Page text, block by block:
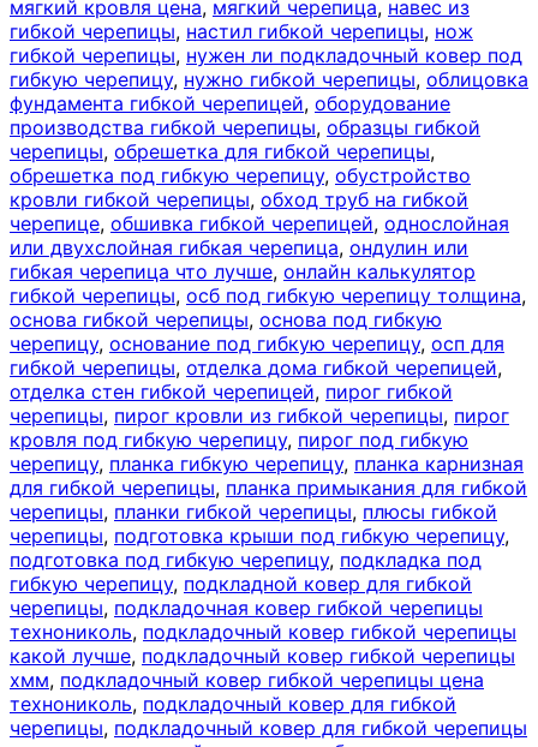
мягкий кровля цена, мягкий черепица, навес из
гибкой черепицы, настил гибкой черепицы, нож
гибкой черепицы, нужен ли подкладочный ковер под
гибкую черепицу, нужно гибкой черепицы, облицовка
фундамента гибкой черепицей, оборудование
производства гибкой черепицы, образцы гибкой
черепицы, обрешетка для гибкой черепицы,
обрешетка под гибкую черепицу, обустройство
кровли гибкой черепицы, обход труб на гибкой
черепице, обшивка гибкой черепицей, однослойная
или двухслойная гибкая черепица, ондулин или
гибкая черепица что лучше, онлайн калькулятор
гибкой черепицы, осб под гибкую черепицу толщина,
основа гибкой черепицы, основа под гибкую
черепицу, основание под гибкую черепицу, осп для
гибкой черепицы, отделка дома гибкой черепицей,
отделка стен гибкой черепицей, пирог гибкой
черепицы, пирог кровли из гибкой черепицы, пирог
кровля под гибкую черепицу, пирог под гибкую
черепицу, планка гибкую черепицу, планка карнизная
для гибкой черепицы, планка примыкания для гибкой
черепицы, планки гибкой черепицы, плюсы гибкой
черепицы, подготовка крыши под гибкую черепицу,
подготовка под гибкую черепицу, подкладка под
гибкую черепицу, подкладной ковер для гибкой
черепицы, подкладочная ковер гибкой черепицы
технониколь, подкладочный ковер гибкой черепицы
какой лучше, подкладочный ковер гибкой черепицы
хмм, подкладочный ковер гибкой черепицы цена
технониколь, подкладочный ковер для гибкой
черепицы, подкладочный ковер для гибкой черепицы